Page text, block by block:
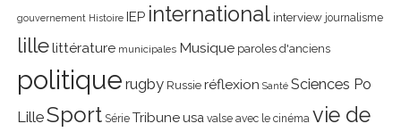
gouvernement Histoire IEP international interview journalisme
lillelittérature municipales Musique paroles d'anciens
politique rugby Russie réflexion Santé Sciences Po
LilleSport Série Tribune usa valse avec le cinéma vie de